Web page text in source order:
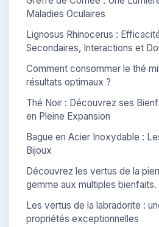
Maladies Oculaires
Lignosus Rhinocerus :
Secondaires, Interactions et
Comment consommer le thé
résultats optimaux ?
Thé Noir : Découvrez ses
en Pleine Expansion
Bague en Acier Inoxydable :
Bijoux
Découvrez les vertus de la
gemme aux multiples bienfaits.
Les vertus de la labradorite :
propriétés exceptionnelles